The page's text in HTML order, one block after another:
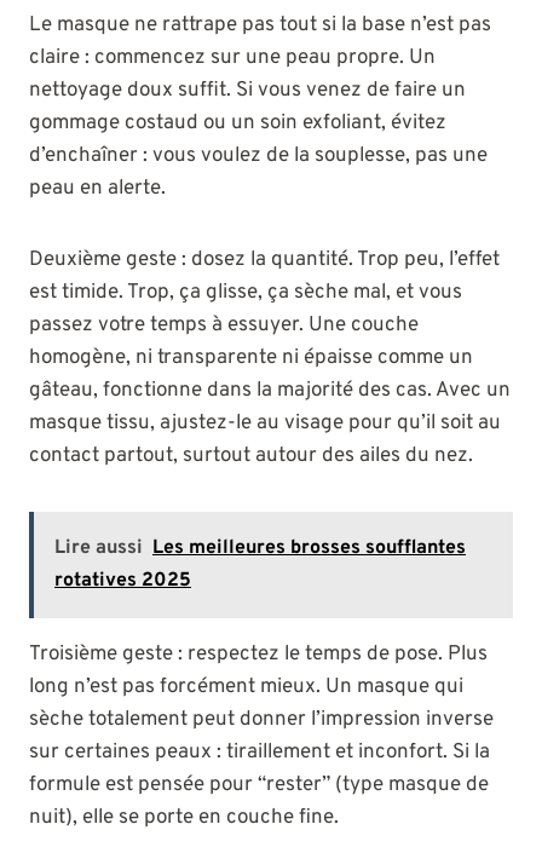
Le masque ne rattrape pas tout si la base n’est pas
claire : commencez sur une peau propre. Un
nettoyage doux suffit. Si vous venez de faire un
gommage costaud ou un soin exfoliant, évitez
d’enchaîner : vous voulez de la souplesse, pas une
peau en alerte.
Deuxième geste : dosez la quantité. Trop peu, l’effet
est timide. Trop, ça glisse, ça sèche mal, et vous
passez votre temps à essuyer. Une couche
homogène, ni transparente ni épaisse comme un
gâteau, fonctionne dans la majorité des cas. Avec un
masque tissu, ajustez-le au visage pour qu’il soit au
contact partout, surtout autour des ailes du nez.
Lire aussi Les meilleures brosses soufflantes
rotatives 2025
Troisième geste : respectez le temps de pose. Plus
long n’est pas forcément mieux. Un masque qui
sèche totalement peut donner l’impression inverse
sur certaines peaux : tiraillement et inconfort. Si la
formule est pensée pour “rester” (type masque de
nuit), elle se porte en couche fine.